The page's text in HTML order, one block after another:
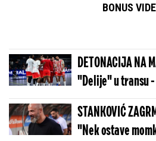
BONUS
DETONACIJA NA
"Delije" u transu -
Real Madrida!
STANKOVIĆ
"Nek ostave